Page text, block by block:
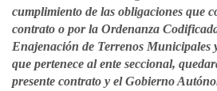
cumplimiento de las obligaciones que
contrato o por la Ordenanza
Enajenación de Terrenos Municipales
que pertenece al ente seccional,
presente contrato y el Gobierno